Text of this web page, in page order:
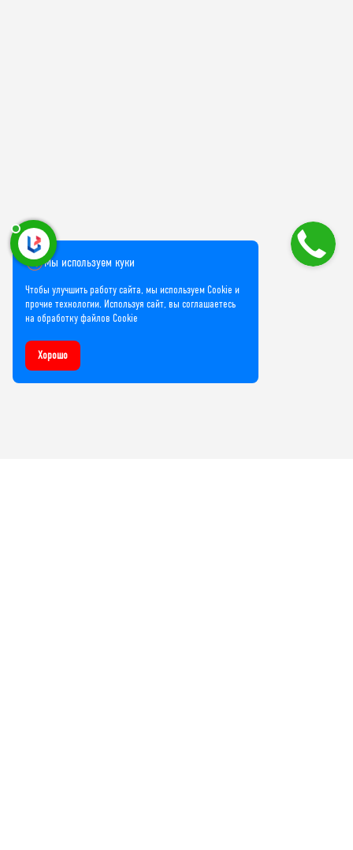
Мы используем куки
Чтобы улучшить работу сайта, мы используем Cookie и
прочие технологии. Используя сайт, вы соглашаетесь
на обработку файлов Cookie
Хорошо